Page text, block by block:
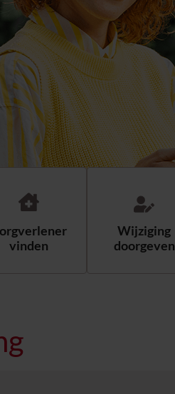
vinden
Wijziging
doorgeven